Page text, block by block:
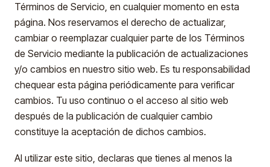
Términos de Servicio, en cualquier momento en esta
página. Nos reservamos el derecho de actualizar,
cambiar o reemplazar cualquier parte de los Términos
de Servicio mediante la publicación de actualizaciones
y/o cambios en nuestro sitio web. Es tu responsabilidad
chequear esta página periódicamente para verificar
cambios. Tu uso continuo o el acceso al sitio web
después de la publicación de cualquier cambio
constituye la aceptación de dichos cambios.
Al utilizar este sitio, declaras que tienes al menos la